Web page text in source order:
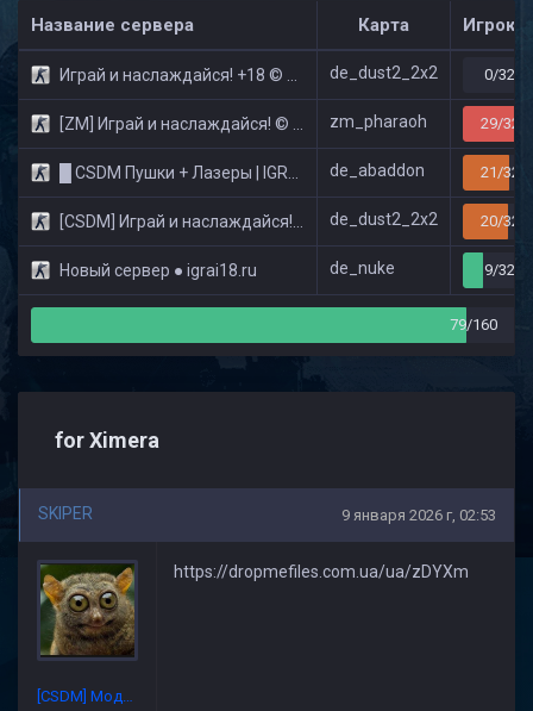
Название сервера Карта
Играй и наслаждайся! +18 © Public de_dust2_2x2 0/32
[ZM] Играй и наслаждайся! © Zombie Show zm_pharaoh 29/32
█ CSDM Пушки + Лазеры | IGRAI18.RU ツ █ de_abaddon 21/32
[CSDM] Играй и наслаждайся! © Classic de_dust2_2x2 20/32
Новый сервер ● igrai18.ru de_nuke 9/32
79/160
for Ximera
SKIPER 9 января 2026 г, 02:53
[CSDM] Модератор
https://dropmefiles.com.ua/ua/zDYXm